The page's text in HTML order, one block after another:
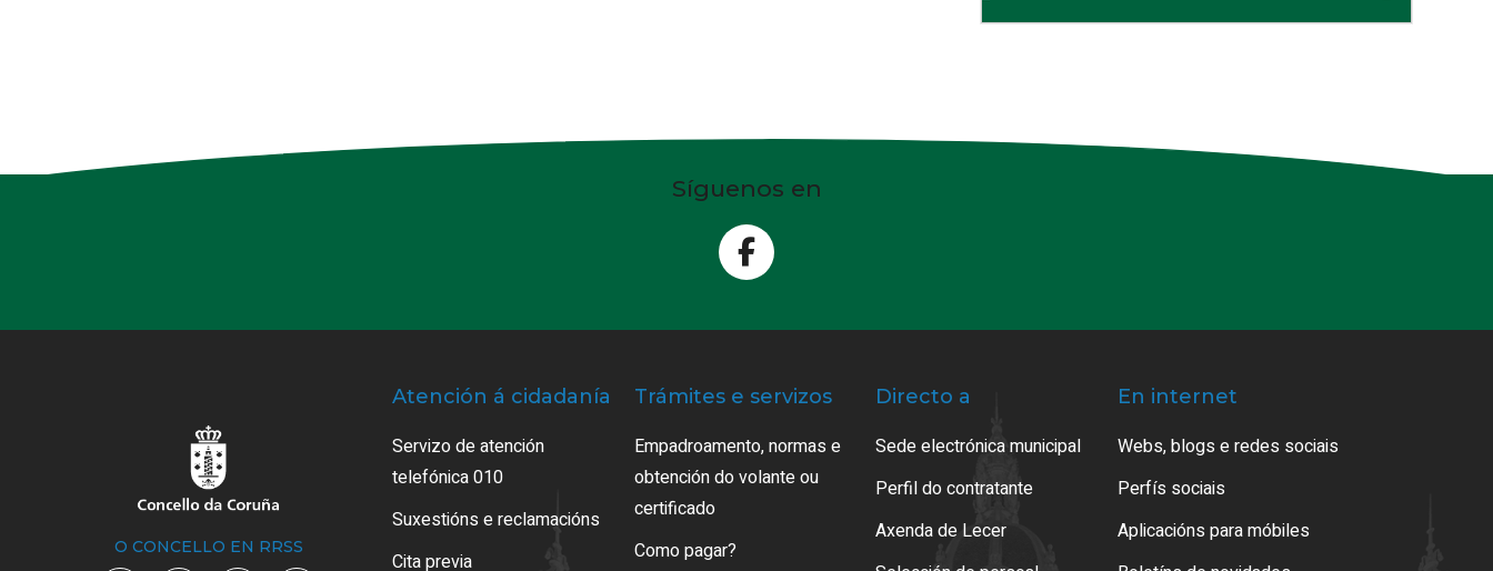
Síguenos en
O CONCELLO EN RRSS
Atención á cidadanía
Servizo de atención
telefónica 010
Suxestións e reclamacións
Cita previa
Trámites e servizos
Empadroamento, normas e
obtención do volante ou
certificado
Como pagar?
Directo a
Sede electrónica municipal
Perfil do contratante
Axenda de Lecer
En internet
Webs, blogs e redes sociais
Perfís sociais
Aplicacións para móbiles